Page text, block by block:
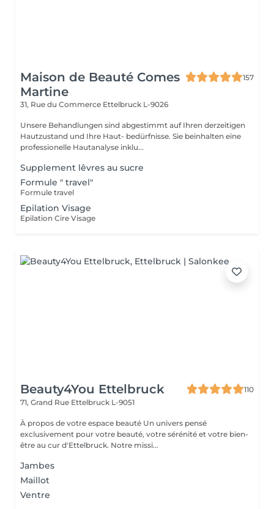
Maison de Beauté Comes
Martine
157
31, Rue du Commerce Ettelbruck L-9026
Unsere Behandlungen sind abgestimmt auf Ihren derzeitigen
Hautzustand und Ihre Haut- bedürfnisse. Sie beinhalten eine
professionelle Hautanalyse inklu...
Supplement lêvres au sucre
Formule " travel"
Formule travel
Epilation Visage
Epilation Cire Visage
Beauty4You Ettelbruck
110
71, Grand Rue Ettelbruck L-9051
À propos de votre espace beauté Un univers pensé
exclusivement pour votre beauté, votre sérénité et votre bien-
être au cur d'Ettelbruck. Notre missi...
Jambes
Maillot
Ventre